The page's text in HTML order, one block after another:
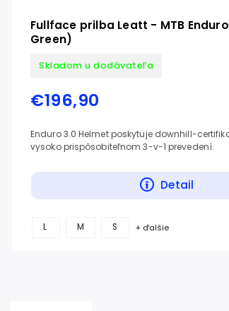
Fullface prilba Leatt - MTB
Green)
Skladom u dodávateľa
€196,90
Detail
Enduro 3.0 Helmet poskytuje downhill-
vysoko prispôsobiteľnom 3-v-1 prevedení.
L M S + ďalšie